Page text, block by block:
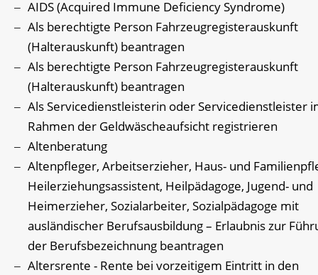
AIDS (Acquired Immune Deficiency Syndrome)
Als berechtigte Person Fahrzeugregisterauskunft
(Halterauskunft) beantragen
Als berechtigte Person Fahrzeugregisterauskunft
(Halterauskunft) beantragen
Als Servicedienstleisterin oder Servicedienstleister
Rahmen der Geldwäscheaufsicht registrieren
Altenberatung
Altenpfleger, Arbeitserzieher, Haus- und
Heilerziehungsassistent, Heilpädagoge, Jugend- und
Heimerzieher, Sozialarbeiter, Sozialpädagoge mit
ausländischer Berufsausbildung – Erlaubnis zur
der Berufsbezeichnung beantragen
Altersrente - Rente bei vorzeitigem Eintritt in den